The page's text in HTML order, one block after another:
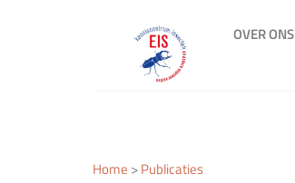
OVER ONS
Home >Publicaties